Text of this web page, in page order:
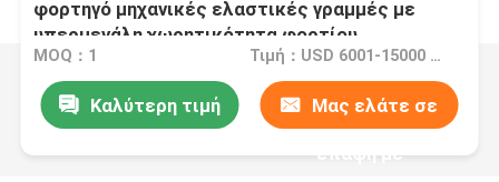
φορτηγό μηχανικές ελαστικές γραμμές με
υπερμεγάλη χωρητικότητα φορτίου
MOQ：1 Τιμή：USD 6001-15000 Set
Καλύτερη τιμή Μας ελάτε σε
επαφή με